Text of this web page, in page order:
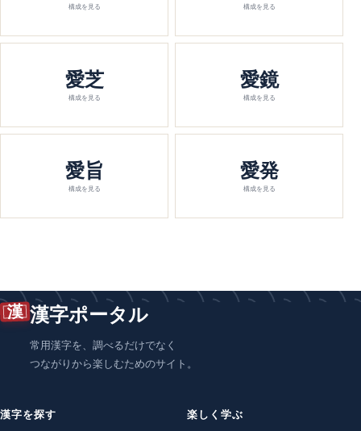
構成を見る 構成を見る
愛芝
構成を見る
愛鏡
構成を見る
愛旨
構成を見る
愛発
構成を見る
漢 漢字ポータル
常用漢字を、調べるだけでなく
つながりから楽しむためのサイト。
漢字を探す 楽しく学ぶ